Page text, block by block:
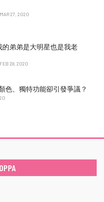
MAR 27, 2020
的弟弟是大明星也是我老
FEB 28, 2020
色、獨特功能卻引發爭議？